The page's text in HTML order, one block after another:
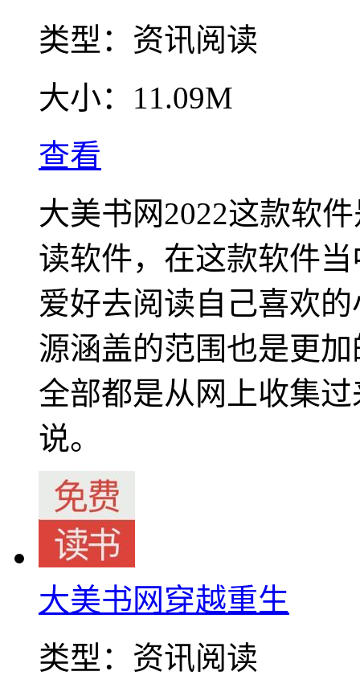
类型： 资讯阅读
大小： 11.09M
查看
大美书网2022这款软
读软件，在这款软件
爱好去阅读自己喜欢
源涵盖的范围也是更
全部都是从网上收集
说。
大美书网穿越重生
类型： 资讯阅读